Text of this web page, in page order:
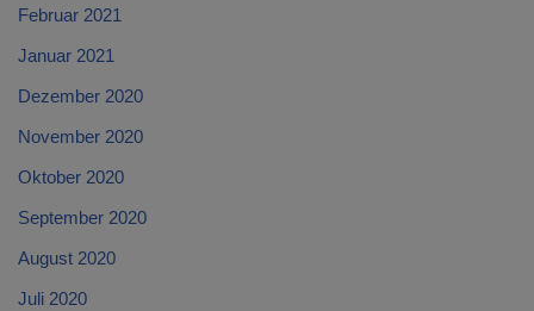
Februar 2021
Januar 2021
Dezember 2020
November 2020
Oktober 2020
September 2020
August 2020
Juli 2020